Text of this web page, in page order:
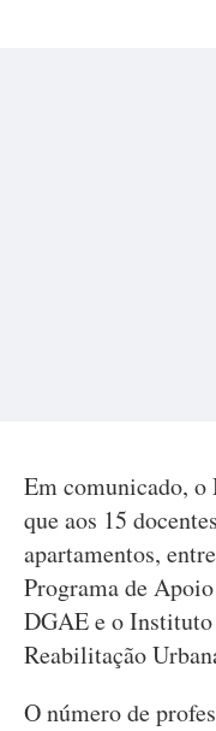
Em comunicado,
que aos 15
apartamentos,
Programa de
DGAE e o
Reabilitação
O número de